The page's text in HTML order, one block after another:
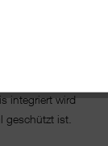
sehen, für den
verdeckt
integriert wird
geschützt ist.